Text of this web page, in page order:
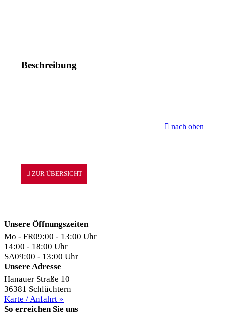
Beschreibung
nach oben
ZUR ÜBERSICHT
Unsere Öffnungszeiten
Mo - FR09:00 - 13:00 Uhr
14:00 - 18:00 Uhr
SA09:00 - 13:00 Uhr
Unsere Adresse
Hanauer Straße 10
36381 Schlüchtern
Karte / Anfahrt »
So erreichen Sie uns